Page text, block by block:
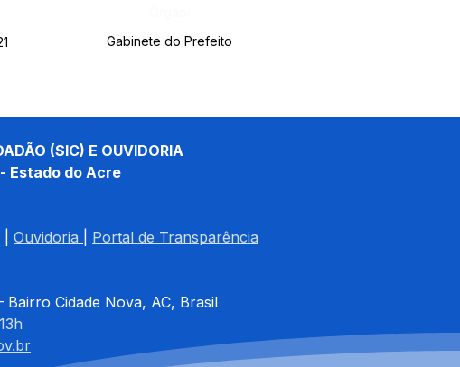
Gabinete do Prefeito
(SIC) E OUVIDORIA
Estado do Acre
Ouvidoria Portal de Transparência
Cidade Nova, AC, Brasil